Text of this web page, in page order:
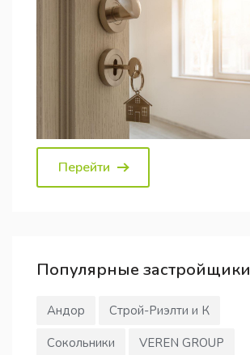
Перейти
Популярные застройщики
Андор
Строй-Риэлти и К
Сокольники
VEREN GROUP